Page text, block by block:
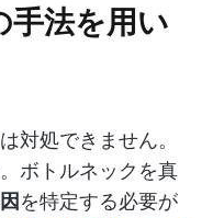
手法を用い
対処できません。
ボトルネックを真
を特定する必要が